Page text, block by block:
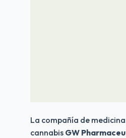
La compañía de
cannabis GW